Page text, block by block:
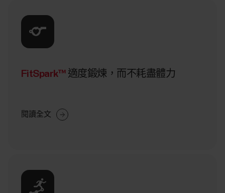
FitSpark™ 適度鍛煉，而不耗盡體力
閱讀全文